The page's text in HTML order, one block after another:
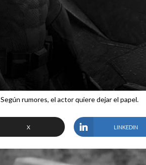
Según rumores, el actor quiere dejar el papel.
X LINKEDIN